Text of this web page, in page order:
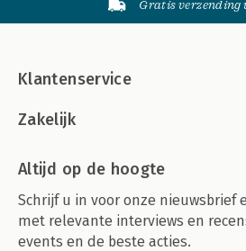
Gratis verzending
Klantenservice
Zakelijk
Altijd op de hoogte
Schrijf u in voor onze nieuwsbrief
met relevante interviews en
events en de beste acties.